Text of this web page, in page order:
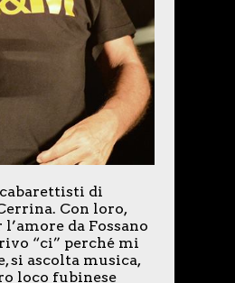
di
Con loro,
da Fossano
“ci” perché mi
si ascolta musica,
loco fubinese